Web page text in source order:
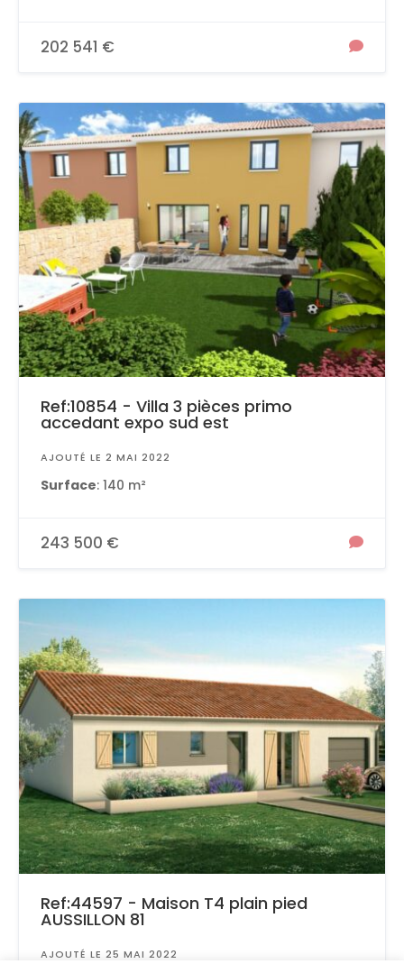
202 541 €
Ref:10854 - Villa 3 pièces primo
accedant expo sud est
AJOUTÉ LE 2 MAI 2022
Surface: 140 m²
243 500 €
Ref:44597 - Maison T4 plain pied
AUSSILLON 81
AJOUTÉ LE 25 MAI 2022